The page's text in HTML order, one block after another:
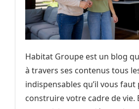
Habitat Groupe est un blog
à travers ses contenus tous
indispensables qu’il vous faut
construire votre cadre de vie.